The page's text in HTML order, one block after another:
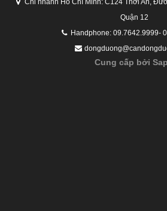
Chi nhánh Hồ Chí Minh: C124 Thới An,
Quận 12
Handphone: 09.7642.9999-
Cung cấp bởi